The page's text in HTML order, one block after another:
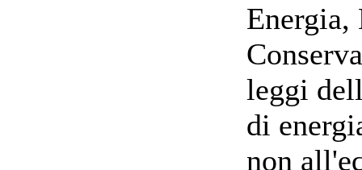
Energia,
leggi
di
non